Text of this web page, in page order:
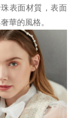
表面材質，表面
華的風格。